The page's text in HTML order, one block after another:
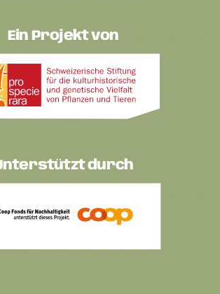
Ein Projekt von
durch